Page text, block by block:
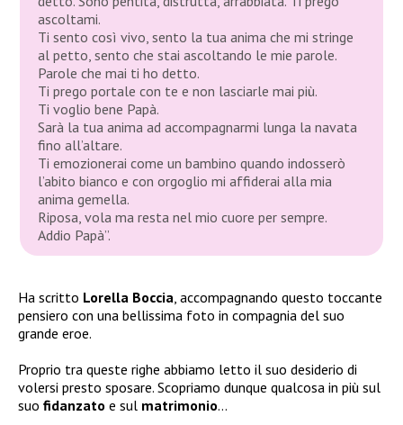
ascoltami.
Ti sento così vivo, sento la tua anima che mi stringe
al petto, sento che stai ascoltando le mie parole.
Parole che mai ti ho detto.
Ti prego portale con te e non lasciarle mai più.
Ti voglio bene Papà.
Sarà la tua anima ad accompagnarmi lunga la navata
fino all’altare.
Ti emozionerai come un bambino quando indosserò
l’abito bianco e con orgoglio mi affiderai alla mia
anima gemella.
Riposa, vola ma resta nel mio cuore per sempre.
Addio Papà”.
Ha scritto Lorella Boccia, accompagnando questo toccante
pensiero con una bellissima foto in compagnia del suo
grande eroe.
Proprio tra queste righe abbiamo letto il suo desiderio di
volersi presto sposare. Scopriamo dunque qualcosa in più sul
suo fidanzato e sul matrimonio…